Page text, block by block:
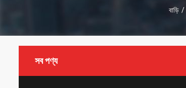
বাড়ি /
সব পণ্য